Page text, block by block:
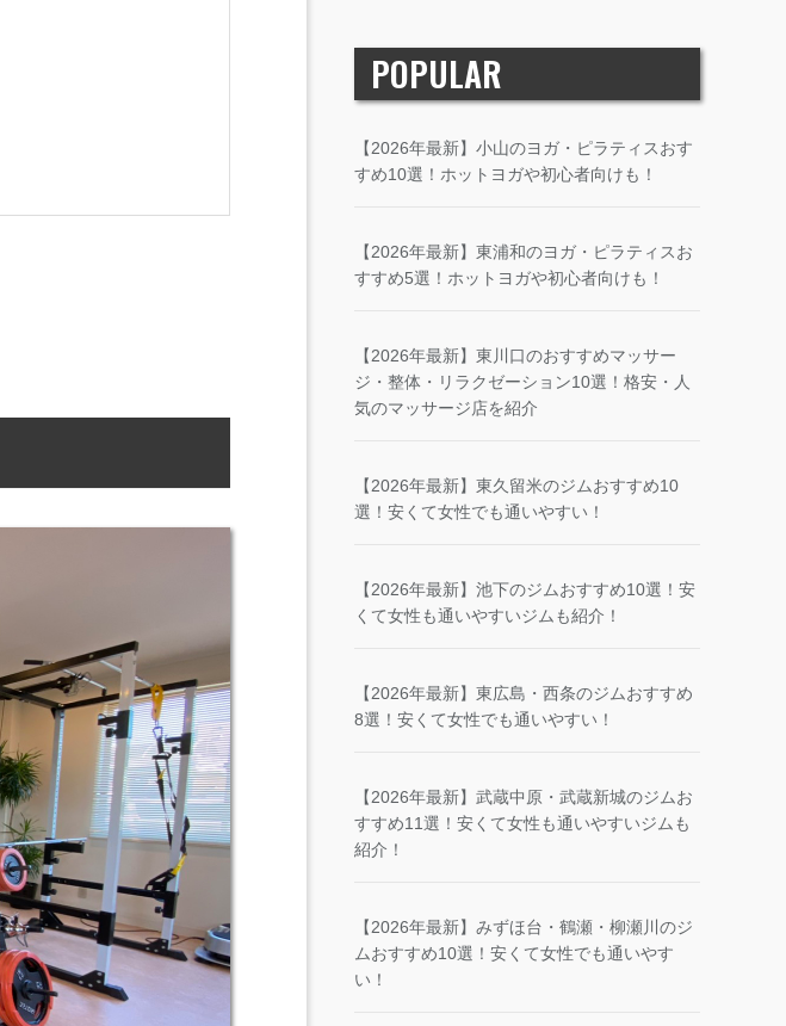
POPULAR
【2026年最新】小山のヨガ・ピラティスおす
すめ10選！ホットヨガや初心者向けも！
【2026年最新】東浦和のヨガ・ピラティスお
すすめ5選！ホットヨガや初心者向けも！
【2026年最新】東川口のおすすめマッサー
ジ・整体・リラクゼーション10選！格安・人
気のマッサージ店を紹介
【2026年最新】東久留米のジムおすすめ10
選！安くて女性でも通いやすい！
【2026年最新】池下のジムおすすめ10選！安
くて女性も通いやすいジムも紹介！
【2026年最新】東広島・西条のジムおすすめ
8選！安くて女性でも通いやすい！
【2026年最新】武蔵中原・武蔵新城のジムお
すすめ11選！安くて女性も通いやすいジムも
紹介！
【2026年最新】みずほ台・鶴瀬・柳瀬川のジ
ムおすすめ10選！安くて女性でも通いやす
い！